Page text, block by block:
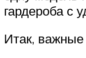
гардероба с
Итак, важные